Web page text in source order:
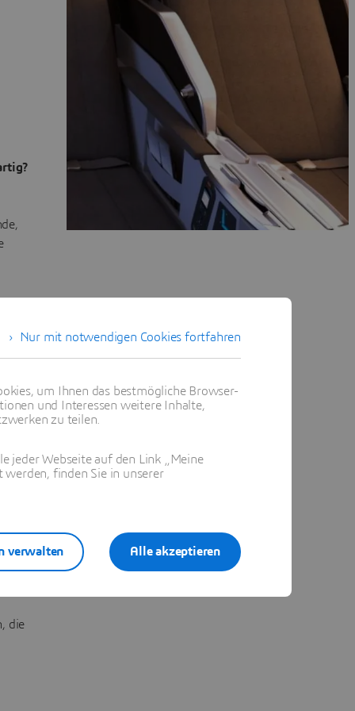
die
Nur mit notwendigen Cookies fortfahren
um Ihnen das bestmögliche Browser-
und Interessen weitere Inhalte,
zu teilen.
jeder Webseite auf den Link „Meine
werden, finden Sie in unserer
Alle akzeptieren
verwalten